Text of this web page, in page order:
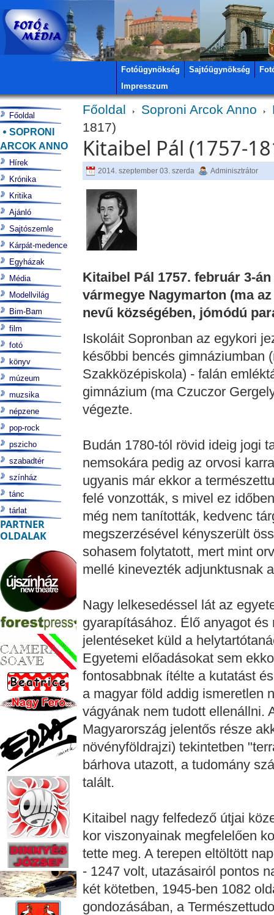
Fotóügynökség Sajtóügynökség
Impresszum
Főoldal Soproni Arcok Anno
1817)
Kitaibel Pál (1757-
2014. szeptember 03. szerda Adminisztrátor
Kitaibel Pál 1757. február 3-
vármegye Nagymarton (ma
nevű községében, jómódú
Iskoláit Sopronban az egykori
későbbi bencés gimnáziumban
Szakközépiskola) - falán
gimnázium (ma Czuczor
végezte.
Budán 1780-tól rövid ideig jogi
nemsokára pedig az orvosi
ugyanis már ekkor a
felé vonzották, s mivel ez
még nem tanították, kedvenc
megszerzésével kényszerült
sohasem folytatott, mert mint
mellé kinevezték adjunktusnak
Nagy lelkesedéssel lát az
gyarapításához. Élő anyagot
jelentéseket küld a
Egyetemi előadásokat sem
fontosabbnak ítélte a kutatást
a magyar föld addig ismeretlen
vágyának nem tudott ellenállni.
Magyarország jelentős része
növényföldrajzi) tekintetben
bárhova utazott, a tudomány
talált.
Kitaibel nagy felfedező útjai
kor viszonyainak megfelelően
tette meg. A terepen eltöltött
- 1247 volt, utazásairól pontos
két kötetben, 1945-ben 1082
gondozásában, a
Főoldal
SOPRONI
ARCOK ANNO
Hírek
Krónika
Kritika
Ajánló
Sajtószemle
Kárpát-medence
Egyházak
Média
Modellvilág
Bim-Bam
film
fotó
könyv
múzeum
muzsika
népzene
pop-rock
pszicho
szabadtér
színház
tánc
tárlat
PARTNER
OLDALAK